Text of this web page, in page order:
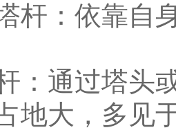
杆：依靠自
：通过塔头
地大，多见